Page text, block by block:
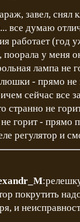
завел, снял
все думаю
работает (год
поорала у меня
лампа не
- прямо не
сейчас все
странно не
горит - прямо
регулятор и
покрутить
и